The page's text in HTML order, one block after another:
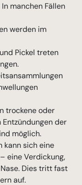
manchen Fällen
werden im
Pickel treten
trockene oder
der
möglich.
kann sich eine
eine Verdickung,
Dies tritt fast
auf.